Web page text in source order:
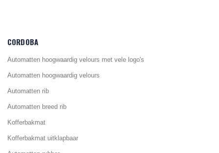
CORDOBA
Automatten hoogwaardig velours met vele logo's
Automatten hoogwaardig velours
Automatten rib
Automatten breed rib
Kofferbakmat
Kofferbakmat uitklapbaar